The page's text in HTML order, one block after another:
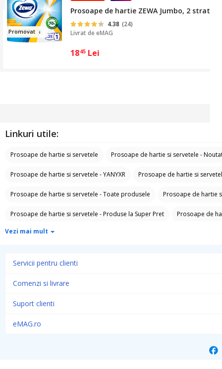
Promovat
Prosoape de hartie ZEWA Jumbo, 2
4.38 (24)
Livrat deeMAG
1845 Lei
Linkuri utile:
Prosoape de hartie si servetele Prosoape de hartie si servetele -
Prosoape de hartie si servetele - YANYXR Prosoape de hartie si
Prosoape de hartie si servetele - Toate produsele Prosoape de hartie
Prosoape de hartie si servetele - Produse la Super Pret Prosoape de
Solutii anticalcar
Vezi mai mult
Servicii pentru clienti
Comenzi si livrare
Suport clienti
eMAG.ro